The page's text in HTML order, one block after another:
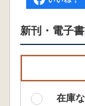
新刊・電子
在庫